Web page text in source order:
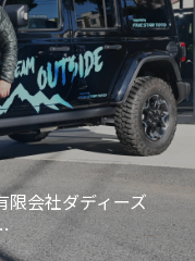
会社ダディーズ